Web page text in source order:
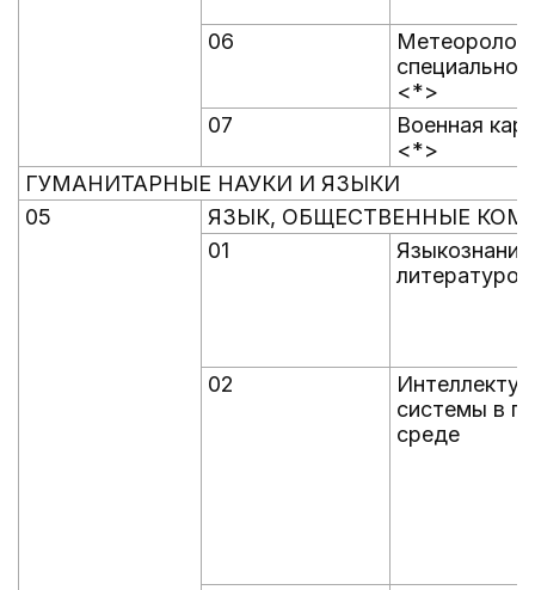
06
<*>
07
Военная
<*>
ГУМАНИТАРНЫЕ НАУКИ И ЯЗЫКИ
05
ЯЗЫК, ОБЩЕСТВЕННЫЕ
01
02
системы в
среде